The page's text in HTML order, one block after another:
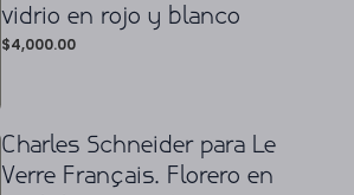
vidrio en rojo y blanco
$4,000.00
Charles Schneider para Le
Verre Français. Florero en